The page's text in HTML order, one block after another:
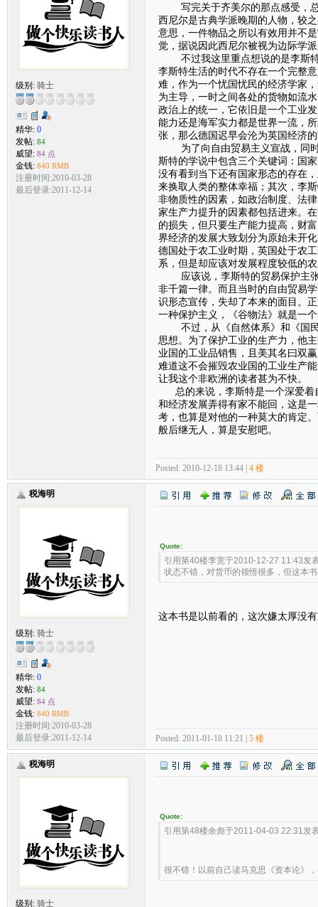
级别: 骑士
精华: 0
发帖: 84
威望: 84 点
金钱: 840 RMB
注册时间:2010-03-28
最后登录:2011-12-14
写完关于齐美尔的那点感受，总
西尼尔是古典学派晚期的人物，较
意思，一件物品之所以有效用并不
觉，据说因此西尼尔被视为边际学
不过我这里重点想说的是李斯特
李斯特生活的时代不存在一个完整
难，作为一个忧国忧民的经济学家
为主导，一时之间各处的货物如流
政治上的统一，它依旧是一个工业
能力还是海军实力都是世界一流，
张，那么德国迟早会沦为英国经济
为了向自由贸易主义宣战，同时
斯特的学说中包含三个关键词：国
没有看到当下还有国家形态的存在
来换取人类的整体幸福；其次，李
非物质性的因素，如政治制度、法
家生产力提升的因素都包括进来。
的损失，但只要生产能力提高，财
界经济的发展大致划分为原始未开
德国处于农工业时期，英国处于农
系，但是却应该对发展程度较低的
应该说，李斯特的贸易保护主张
非千篇一律。而且当时的自由贸易
识形态宣传，失却了本来的面目。
一种保护主义，《谷物法》就是一
不过，从《自然体系》和《国民
思想。为了保护工业的生产力，他
业国的工业品销售，且美其名曰双
难道这不会摧毁农业国的工业生产
让我这个非欧洲的读者甚为不快。
总的来说，李斯特是一个深爱着
和经济发展弄得有家不能回，这是
考，也算是对他的一种莫大的肯定
般后继无人，算是安慰吧。
Posted: 2010-12-18 13:44 | 4 楼
税海明
级别: 骑士
精华: 0
发帖: 84
威望: 84 点
金钱: 840 RMB
注册时间:2010-03-28
最后登录:2011-12-14
Quote:
引用第40楼李宽于2010-12-27 11:43发
状态不错，对货币的领悟很多，但这本
这本书是以前看的，这次嫌太厚没
Posted: 2011-01-18 11:21 | 5 楼
税海明
级别: 骑士
Quote:
引用第48楼余彪于2011-04-03 22:31发
很不错！以前自己读马克思《资本论》